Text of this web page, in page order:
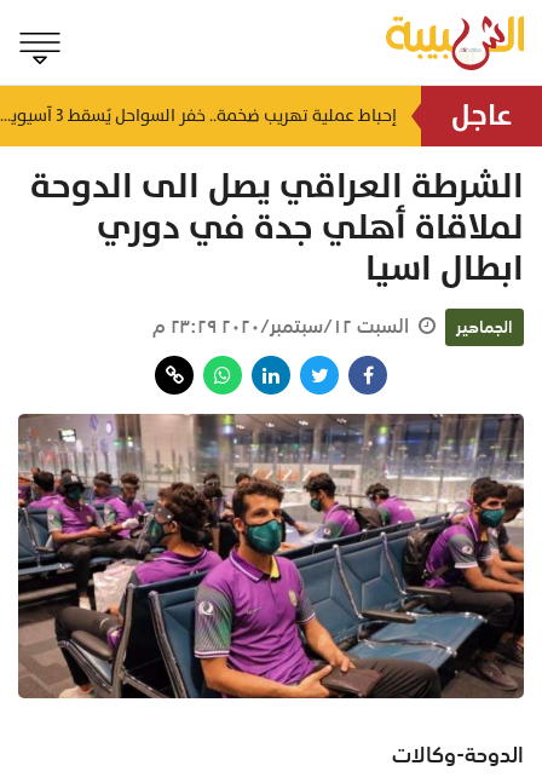
عاجل منذ ١٤ ساعة إحباط عملية تهريب ضخمة.. خفر السواحل يُسقط 3 آسيويين بحوزتهم 66 كجم من الكريستال
الشرطة العراقي يصل الى الدوحة
لملاقاة أهلي جدة في دوري
ابطال اسيا
الجماهير السبت ١٢/سبتمبر/٢٠٢٠ ٢٣:٢٩ م
الدوحة-وكالات